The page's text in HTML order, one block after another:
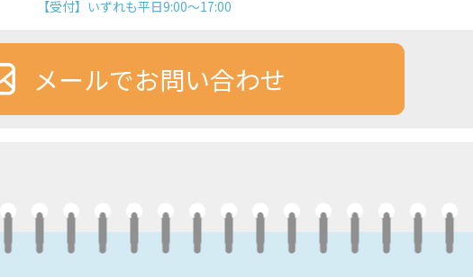
【受付】いずれも平日9:00～17:00
メールでお問い合わせ